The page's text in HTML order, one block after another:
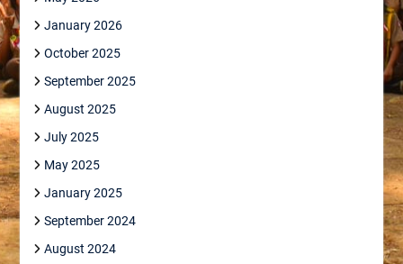
January 2026
October 2025
September 2025
August 2025
July 2025
May 2025
January 2025
September 2024
August 2024